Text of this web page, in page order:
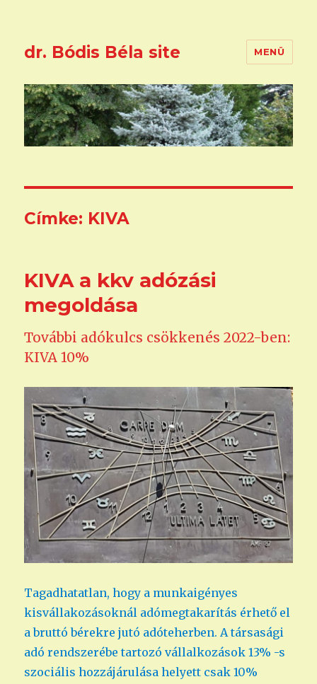
dr. Bódis Béla site MENÜ
Címke: KIVA
KIVA a kkv adózási
megoldása
További adókulcs csökkenés 2022-ben:
KIVA 10%
Tagadhatatlan, hogy a munkaigényes
kisvállakozásoknál adómegtakarítás érhető el
a bruttó bérekre jutó adóteherben. A társasági
adó rendszerébe tartozó vállalkozások 13% -s
szociális hozzájárulása helyett csak 10%